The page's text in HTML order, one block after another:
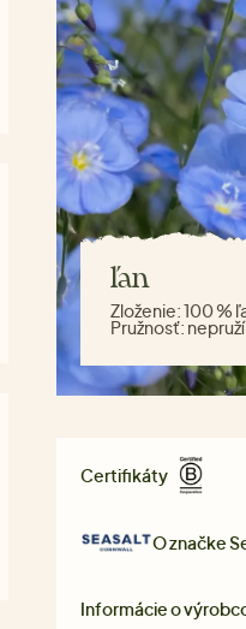
ľan
Zloženie:100 %
Pružnosť: nepruží
Certifikáty
O značke
Informácie o